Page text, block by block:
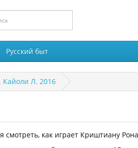
Русский быт
Л. 2016
смотреть, как играет Криштиану